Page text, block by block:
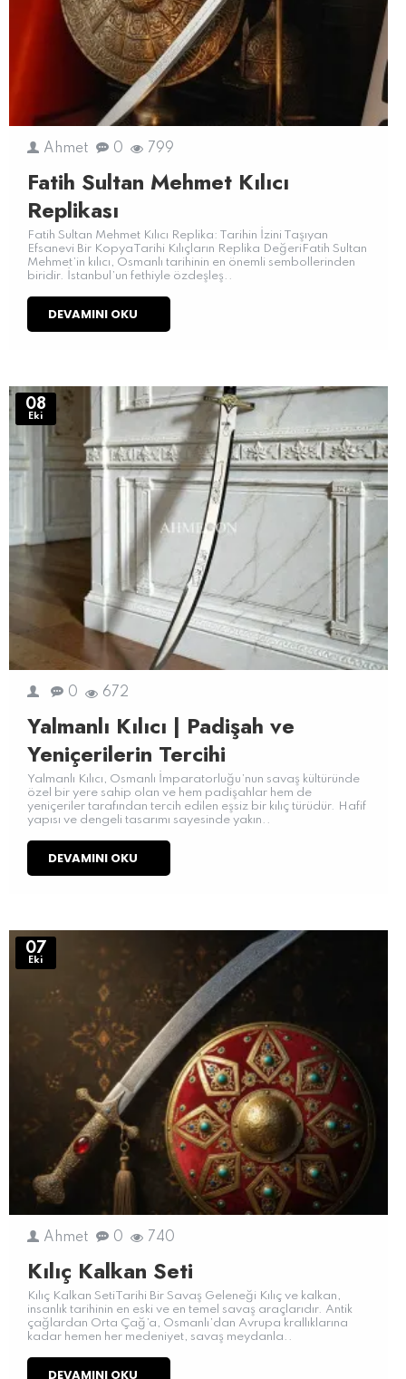
Ahmet 0 799
Fatih Sultan Mehmet Kılıcı
Replikası
Fatih Sultan Mehmet Kılıcı Replika: Tarihin İzini Taşıyan
Efsanevi Bir KopyaTarihi Kılıçların Replika DeğeriFatih Sultan
Mehmet’in kılıcı, Osmanlı tarihinin en önemli sembollerinden
biridir. İstanbul’un fethiyle özdeşleş..
DEVAMINI OKU
08
Eki
0 672
Yalmanlı Kılıcı | Padişah ve
Yeniçerilerin Tercihi
Yalmanlı Kılıcı, Osmanlı İmparatorluğu’nun savaş kültüründe
özel bir yere sahip olan ve hem padişahlar hem de
yeniçeriler tarafından tercih edilen eşsiz bir kılıç türüdür. Hafif
yapısı ve dengeli tasarımı sayesinde yakın..
DEVAMINI OKU
07
Eki
Ahmet 0 740
Kılıç Kalkan Seti
Kılıç Kalkan SetiTarihi Bir Savaş Geleneği Kılıç ve kalkan,
insanlık tarihinin en eski ve en temel savaş araçlarıdır. Antik
çağlardan Orta Çağ’a, Osmanlı’dan Avrupa krallıklarına
kadar hemen her medeniyet, savaş meydanla..
DEVAMINI OKU